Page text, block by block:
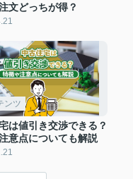
文どっちが得？
ンツ
は値引き交渉できる？
意点についても解説